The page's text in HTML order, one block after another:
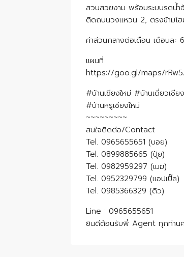
สวนสวยงาม พร้อมระบบรดน้
ติดถนนวงแหวน 2, ตรงข้ามโ
ค่าส่วนกลางต่อเดือน เดือนละ
แผนที่
https://goo.gl/maps/
#บ้านเชียงใหม่ #บ้านเดี่ยวเ
#บ้านหรูเชียงใหม่
~~~~~~~~~
สนใจติดต่อ/Contact
Tel. 0965655651 (บอย)
Tel. 0899885665 (ปุ้ย)
Tel. 0982959297 (เมฆ)
Tel. 0952329799 (แอปเปิ๊ล)
Tel. 0985366329 (ดิว)
Line : 0965655651
ยินดีต้อนรับพี่ Agent ทุกท่าน